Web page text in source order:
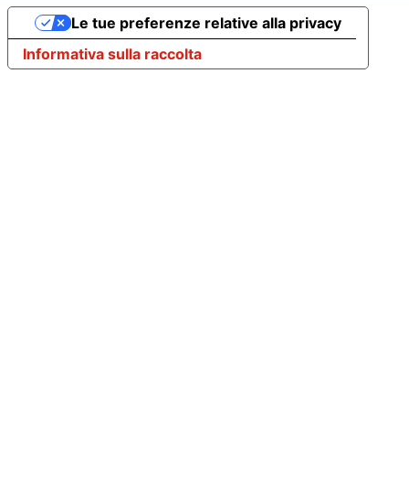
Informativa sulla raccolta
Le tue preferenze relative alla privacy